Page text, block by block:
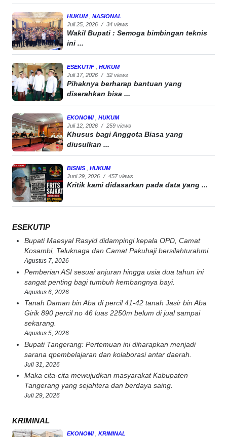
HUKUM
NASIONAL
Juli 25, 2026 / 34 views
Wakil Bupati : Semoga bimbingan teknis
ini ...
ESEKUTIF
HUKUM
Juli 17, 2026 / 32 views
Pihaknya berharap bantuan yang
diserahkan bisa ...
EKONOMI
HUKUM
Juli 12, 2026 / 259 views
Khusus bagi Anggota Biasa yang
diusulkan ...
BISNIS
HUKUM
Juni 29, 2026 / 457 views
Kritik kami didasarkan pada data yang ...
ESEKUTIP
Bupati Maesyal Rasyid didampingi kepala OPD, Camat
Kosambi, Teluknaga dan Camat Pakuhaji bersilahturahmi.
Agustus 7, 2026
Pemberian ASI sesuai anjuran hingga usia dua tahun ini
sangat penting bagi tumbuh kembangnya bayi.
Agustus 6, 2026
Tanah Daman bin Aba di percil 41-42 tanah Jasir bin Aba
Girik 890 percil no 46 luas 2250m belum di jual sampai
sekarang.
Agustus 5, 2026
Bupati Tangerang: Pertemuan ini diharapkan menjadi
sarana qpembelajaran dan kolaborasi antar daerah.
Juli 31, 2026
Maka cita-cita mewujudkan masyarakat Kabupaten
Tangerang yang sejahtera dan berdaya saing.
Juli 29, 2026
KRIMINAL
EKONOMI
KRIMINAL